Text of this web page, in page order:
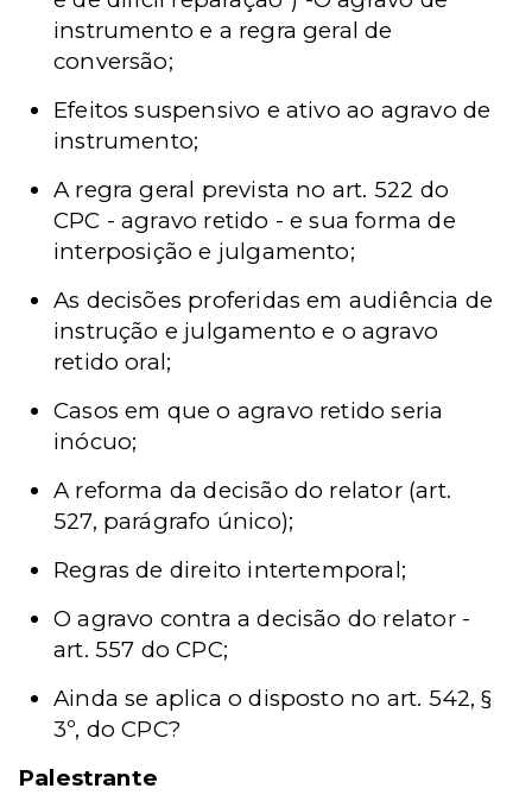
instrumento e a regra geral de
conversão;
Efeitos suspensivo e ativo ao agravo de
instrumento;
A regra geral prevista no art. 522 do
CPC - agravo retido - e sua forma de
interposição e julgamento;
As decisões proferidas em audiência de
instrução e julgamento e o agravo
retido oral;
Casos em que o agravo retido seria
inócuo;
A reforma da decisão do relator (art.
527, parágrafo único);
Regras de direito intertemporal;
O agravo contra a decisão do relator -
art. 557 do CPC;
Ainda se aplica o disposto no art. 542, §
3º, do CPC?
Palestrante